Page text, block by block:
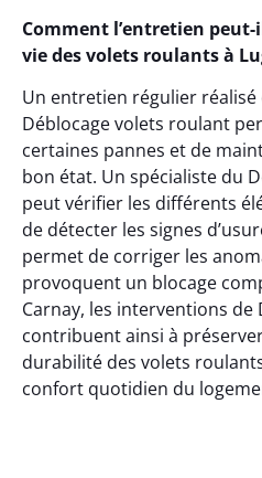
Comment l’entretien
vie des volets roulants à
Un entretien régulier réalisé
Déblocage volets roulant
certaines pannes et de
bon état. Un spécialiste du
peut vérifier les différents
de détecter les signes
permet de corriger les
provoquent un blocage
Carnay, les interventions
contribuent ainsi à
durabilité des volets
confort quotidien du